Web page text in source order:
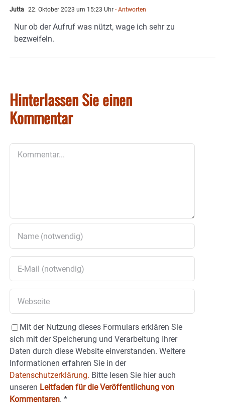
Jutta 22. Oktober 2023 um 15:23 Uhr - Antworten
Nur ob der Aufruf was nützt, wage ich sehr zu
bezweifeln.
Hinterlassen Sie einen
Kommentar
Mit der Nutzung dieses Formulars erklären Sie
sich mit der Speicherung und Verarbeitung Ihrer
Daten durch diese Website einverstanden. Weitere
Informationen erfahren Sie in der
Datenschutzerklärung. Bitte lesen Sie hier auch
unseren Leitfaden für die Veröffentlichung von
Kommentaren. *